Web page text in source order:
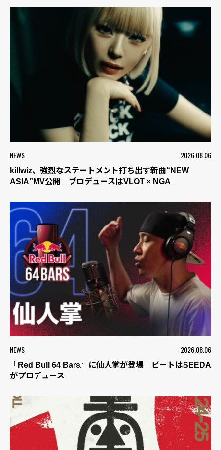
NEWS 2026.08.06
killwiz、強烈なステートメント打ち出す新曲“NEW
ASIA”MV公開 プロデュースはVLOT × NGA
NEWS 2026.08.06
『Red Bull 64 Bars』に仙人掌が登場 ビートはSEEDA
がプロデュース